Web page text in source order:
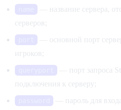
— название сервера,
серверов;
— основной порт
игроков;
— порт запроса
подключения к серверу;
— пароль для